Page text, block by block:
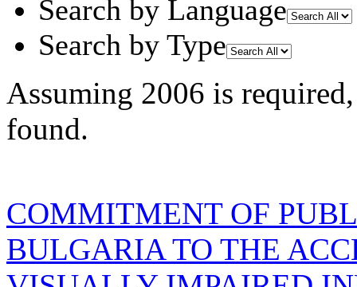
Search by Language
Search by Type
Assuming 2006 is required
found.
COMMITMENT OF
BULGARIA TO THE